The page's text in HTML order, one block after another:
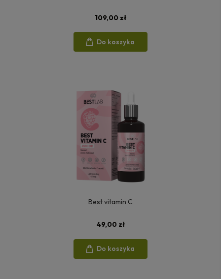
109,00 zł
Do koszyka
Best vitamin C
49,00 zł
Do koszyka